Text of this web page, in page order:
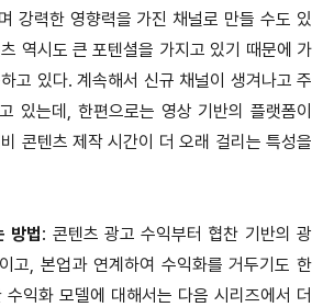
강력한 영향력을 가진 채널로 만들 수도 있
역시도 큰 포텐셜을 가지고 있기 때문에 가
고 있다. 계속해서 신규 채널이 생겨나고 주
있는데, 한편으로는 영상 기반의 플랫폼이
콘텐츠 제작 시간이 더 오래 걸리는 특성을
방법: 콘텐츠 광고 수익부터 협찬 기반의 광
고, 본업과 연계하여 수익화를 거두기도 한
수익화 모델에 대해서는 다음 시리즈에서 더